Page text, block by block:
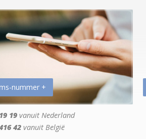
nummer +
19 vanuit Nederland
42 vanuit België